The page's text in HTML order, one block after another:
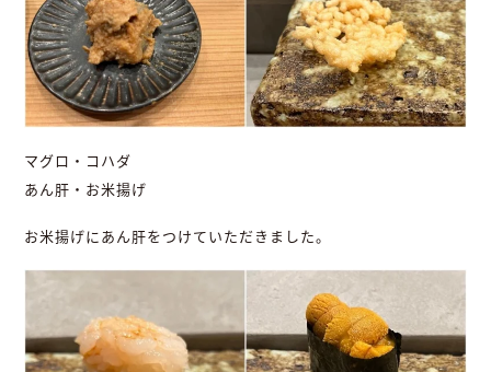
マグロ・コハダ
あん肝・お米揚げ
お米揚げにあん肝をつけていただきました。